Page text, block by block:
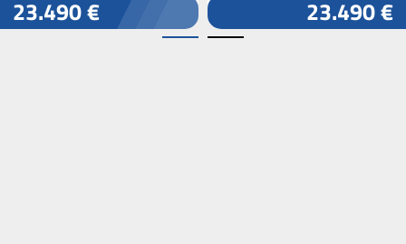
23.490 € 23.490 €